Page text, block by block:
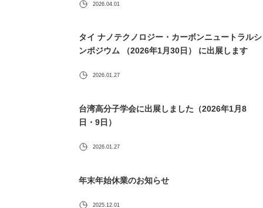
2026.04.01
タイ ナノテクノロジー・カーボンニュートラルシ
ンポジウム （2026年1月30日） に出展します
2026.01.27
台湾高分子学会に出展しました（2026年1月8
日・9日）
2026.01.27
年末年始休業のお知らせ
2025.12.01